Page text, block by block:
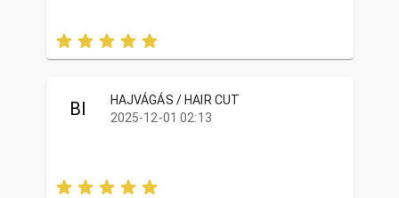
BI
HAJVÁGÁS / HAIR CUT
2025-12-01 02:13